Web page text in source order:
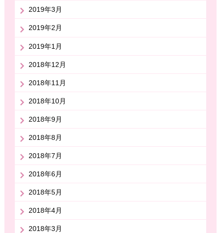
2019年3月
2019年2月
2019年1月
2018年12月
2018年11月
2018年10月
2018年9月
2018年8月
2018年7月
2018年6月
2018年5月
2018年4月
2018年3月